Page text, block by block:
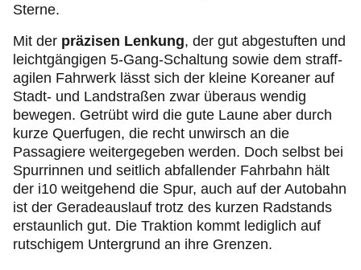
Sterne.
Mit der präzisen Lenkung, der gut abgestuften und
leichtgängigen 5-Gang-Schaltung sowie dem straff-
agilen Fahrwerk lässt sich der kleine Koreaner auf
Stadt- und Landstraßen zwar überaus wendig
bewegen. Getrübt wird die gute Laune aber durch
kurze Querfugen, die recht unwirsch an die
Passagiere weitergegeben werden. Doch selbst bei
Spurrinnen und seitlich abfallender Fahrbahn hält
der i10 weitgehend die Spur, auch auf der Autobahn
ist der Geradeauslauf trotz des kurzen Radstands
erstaunlich gut. Die Traktion kommt lediglich auf
rutschigem Untergrund an ihre Grenzen.